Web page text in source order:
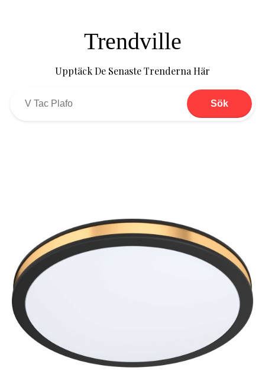
Trendville
Upptäck De Senaste Trenderna Här
Sök